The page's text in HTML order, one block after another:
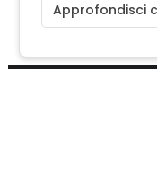
Approfondisci